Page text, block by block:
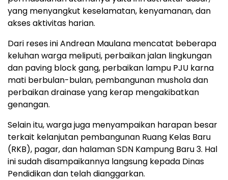
yang menyangkut keselamatan, kenyamanan, dan
akses aktivitas harian.
Dari reses ini Andrean Maulana mencatat beberapa
keluhan warga meliputi, perbaikan jalan lingkungan
dan paving block gang, perbaikan lampu PJU karna
mati berbulan-bulan, pembangunan mushola dan
perbaikan drainase yang kerap mengakibatkan
genangan.
Selain itu, warga juga menyampaikan harapan besar
terkait kelanjutan pembangunan Ruang Kelas Baru
(RKB), pagar, dan halaman SDN Kampung Baru 3. Hal
ini sudah disampaikannya langsung kepada Dinas
Pendidikan dan telah dianggarkan.